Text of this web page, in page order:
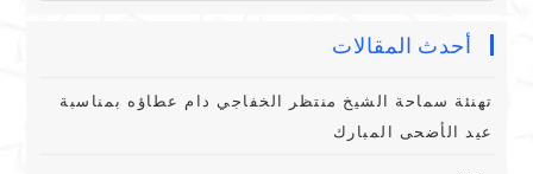
أحدث المقالات
تهنئة سماحة الشيخ منتظر الخفاجي دام عطاؤه بمناسبة
عيد الأضحى المبارك